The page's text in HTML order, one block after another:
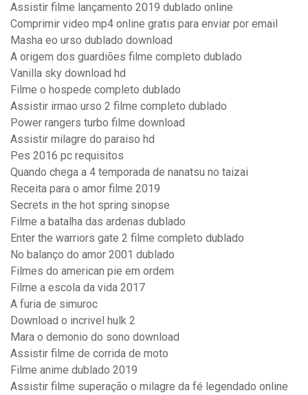
Assistir filme lançamento 2019 dublado online
Comprimir video mp4 online gratis para enviar por email
Masha eo urso dublado download
A origem dos guardiões filme completo dublado
Vanilla sky download hd
Filme o hospede completo dublado
Assistir irmao urso 2 filme completo dublado
Power rangers turbo filme download
Assistir milagre do paraiso hd
Pes 2016 pc requisitos
Quando chega a 4 temporada de nanatsu no taizai
Receita para o amor filme 2019
Secrets in the hot spring sinopse
Filme a batalha das ardenas dublado
Enter the warriors gate 2 filme completo dublado
No balanço do amor 2001 dublado
Filmes do american pie em ordem
Filme a escola da vida 2017
A furia de simuroc
Download o incrivel hulk 2
Mara o demonio do sono download
Assistir filme de corrida de moto
Filme anime dublado 2019
Assistir filme superação o milagre da fé legendado online